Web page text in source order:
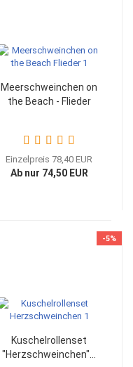
Meerschweinchen on
the Beach - Flieder
Einzelpreis 78,40 EUR
Ab nur 74,50 EUR
-5%
Kuschelrollenset
"Herzschweinchen"...